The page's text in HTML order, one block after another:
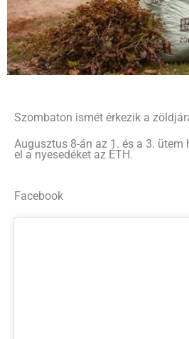
Szombaton ismét érkezik a
Augusztus 8-án az 1. és a 3.
el a nyesedéket az ÉTH.
Facebook